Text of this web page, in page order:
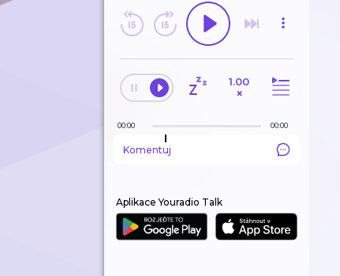
1.00
×
00:00 00:00
Komentuj
Aplikace Youradio Talk